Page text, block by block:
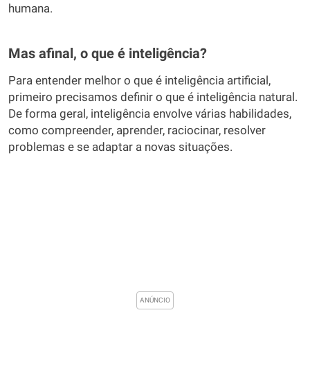
humana.
Mas afinal, o que é inteligência?
Para entender melhor o que é inteligência artificial,
primeiro precisamos definir o que é inteligência natural.
De forma geral, inteligência envolve várias habilidades,
como compreender, aprender, raciocinar, resolver
problemas e se adaptar a novas situações.